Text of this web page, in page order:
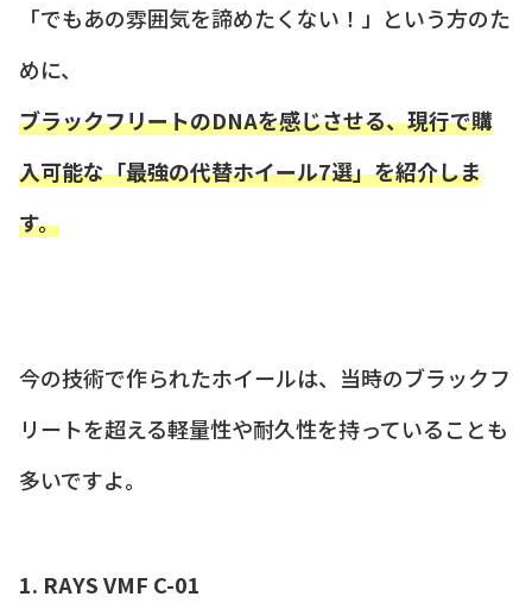
「でもあの雰囲気を諦めたくない！」という方のた
めに、
ブラックフリートのDNAを感じさせる、現行で購
入可能な「最強の代替ホイール7選」を紹介しま
す。
今の技術で作られたホイールは、当時のブラックフ
リートを超える軽量性や耐久性を持っていることも
多いですよ。
1. RAYS VMF C-01